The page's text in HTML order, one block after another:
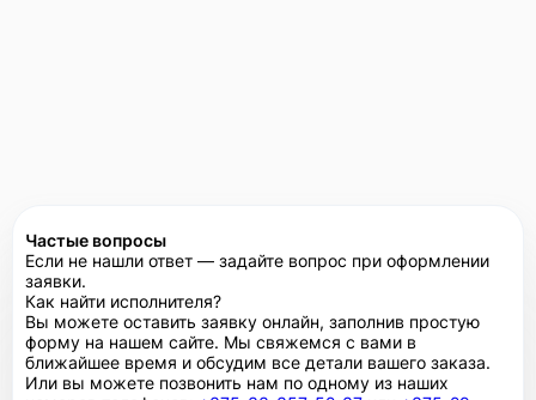
Частые вопросы
Если не нашли ответ — задайте вопрос при оформлении
заявки.
Как найти исполнителя?
Вы можете оставить заявку онлайн, заполнив простую
форму на нашем сайте. Мы свяжемся с вами в
ближайшее время и обсудим все детали вашего заказа.
Или вы можете позвонить нам по одному из наших